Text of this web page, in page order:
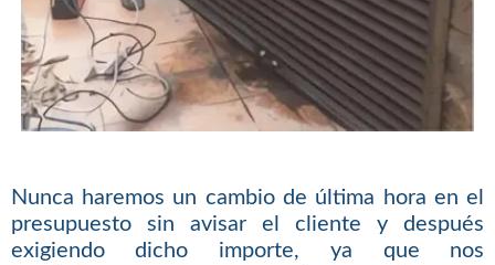
Nunca haremos un cambio de última hora en el
presupuesto sin avisar el cliente y después
exigiendo dicho importe, ya que nos